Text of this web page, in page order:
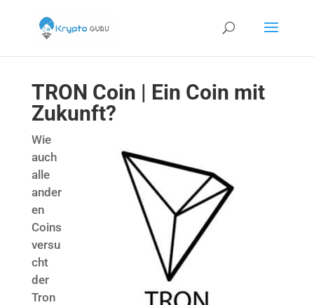
TRON Coin | Ein Coin mit
Zukunft?
Wie
auch
alle
ander
en
Coins
versu
cht
der
Tron